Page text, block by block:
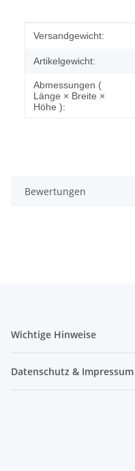
Produkteigenschaft
Wert
Versandgewicht:
Artikelgewicht:
Abmessungen (
Länge × Breite ×
Höhe ):
Bewertungen
Wichtige Hinweise
Datenschutz & Impressum